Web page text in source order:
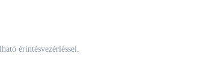
érintésvezérléssel.